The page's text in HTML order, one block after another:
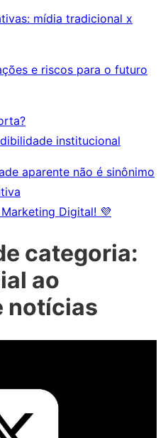
mídia tradicional x
e riscos para o futuro
institucional
aparente não é sinônimo
Digital! 💜
categoria:
ao
notícias